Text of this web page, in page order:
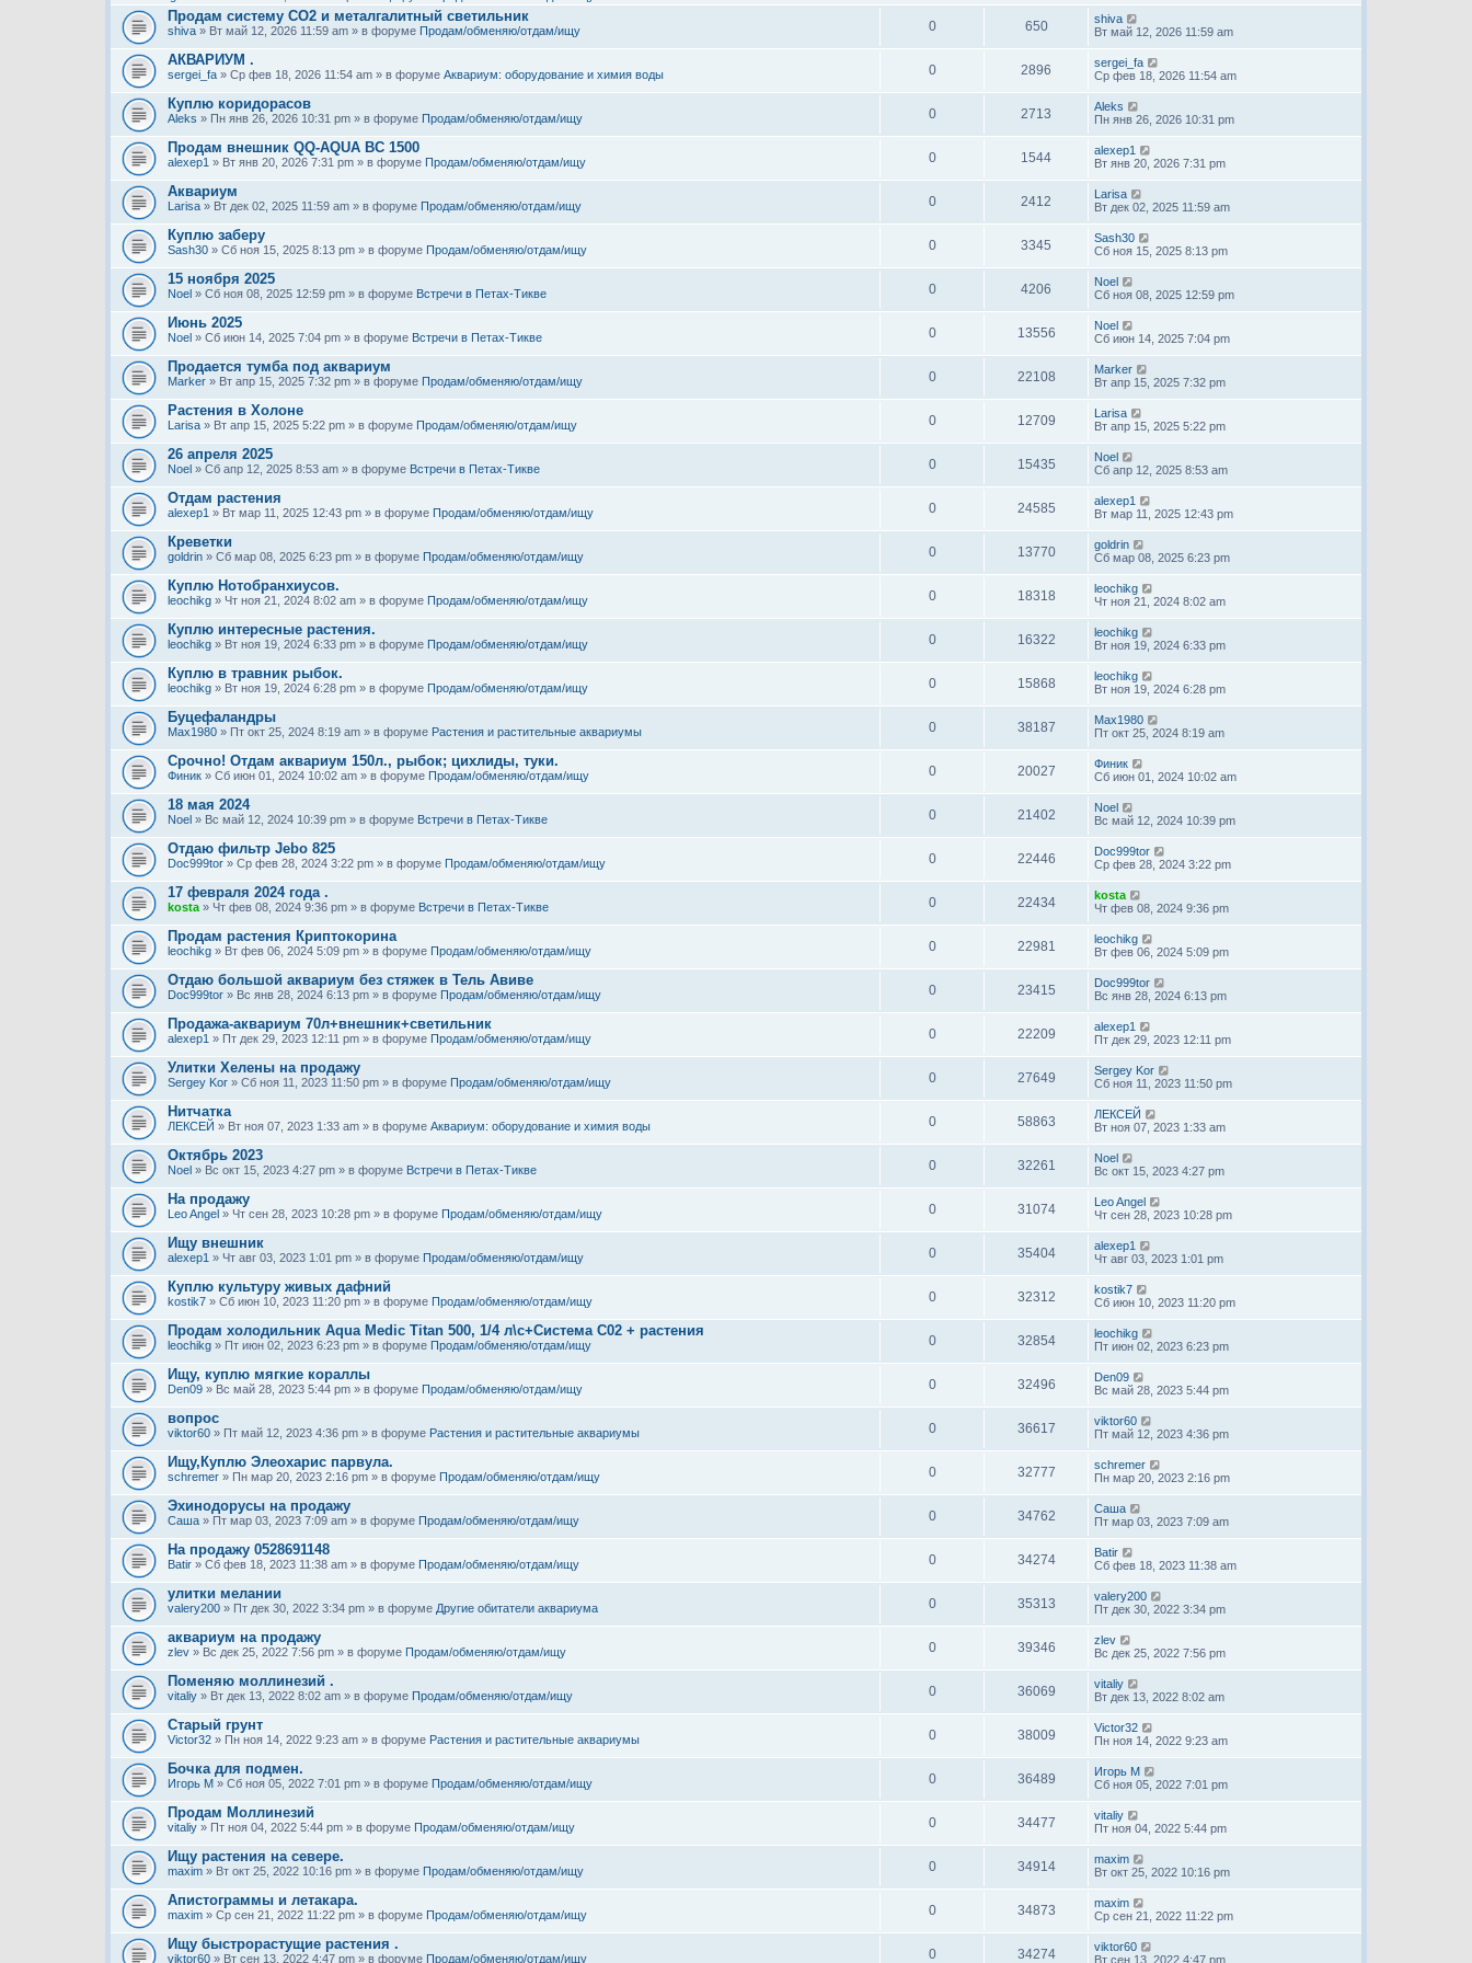
Продам систему СО2 и металгалитный светильник
shiva » Вт май 12, 2026 11:59 am » в форуме Продам/обменяю/отдам/ищу 0 650
shiva
Вт май 12, 2026 11:59 am
АКВАРИУМ .
sergei_fa » Ср фев 18, 2026 11:54 am » в форуме Аквариум: оборудование и химия воды 0 2896
sergei_fa
Ср фев 18, 2026 11:54 am
Куплю коридорасов
Aleks » Пн янв 26, 2026 10:31 pm » в форуме Продам/обменяю/отдам/ищу 0 2713
Aleks
Пн янв 26, 2026 10:31 pm
Продам внешник QQ-AQUA BC 1500
alexep1 » Вт янв 20, 2026 7:31 pm » в форуме Продам/обменяю/отдам/ищу 0 1544
alexep1
Вт янв 20, 2026 7:31 pm
Аквариум
Larisa » Вт дек 02, 2025 11:59 am » в форуме Продам/обменяю/отдам/ищу 0 2412
Larisa
Вт дек 02, 2025 11:59 am
Куплю заберу
Sash30 » Сб ноя 15, 2025 8:13 pm » в форуме Продам/обменяю/отдам/ищу 0 3345
Sash30
Сб ноя 15, 2025 8:13 pm
15 ноября 2025
Noel » Сб ноя 08, 2025 12:59 pm » в форуме Встречи в Петах-Тикве 0 4206
Noel
Сб ноя 08, 2025 12:59 pm
Июнь 2025
Noel » Сб июн 14, 2025 7:04 pm » в форуме Встречи в Петах-Тикве 0 13556
Noel
Сб июн 14, 2025 7:04 pm
Продается тумба под аквариум
Marker » Вт апр 15, 2025 7:32 pm » в форуме Продам/обменяю/отдам/ищу 0 22108
Marker
Вт апр 15, 2025 7:32 pm
Растения в Холоне
Larisa » Вт апр 15, 2025 5:22 pm » в форуме Продам/обменяю/отдам/ищу 0 12709
Larisa
Вт апр 15, 2025 5:22 pm
26 апреля 2025
Noel » Сб апр 12, 2025 8:53 am » в форуме Встречи в Петах-Тикве 0 15435
Noel
Сб апр 12, 2025 8:53 am
Отдам растения
alexep1 » Вт мар 11, 2025 12:43 pm » в форуме Продам/обменяю/отдам/ищу 0 24585
alexep1
Вт мар 11, 2025 12:43 pm
Креветки
goldrin » Сб мар 08, 2025 6:23 pm » в форуме Продам/обменяю/отдам/ищу 0 13770
goldrin
Сб мар 08, 2025 6:23 pm
Куплю Нотобранхиусов.
leochikg » Чт ноя 21, 2024 8:02 am » в форуме Продам/обменяю/отдам/ищу 0 18318
leochikg
Чт ноя 21, 2024 8:02 am
Куплю интересные растения.
leochikg » Вт ноя 19, 2024 6:33 pm » в форуме Продам/обменяю/отдам/ищу 0 16322
leochikg
Вт ноя 19, 2024 6:33 pm
Куплю в травник рыбок.
leochikg » Вт ноя 19, 2024 6:28 pm » в форуме Продам/обменяю/отдам/ищу 0 15868
leochikg
Вт ноя 19, 2024 6:28 pm
Буцефаландры
Max1980 » Пт окт 25, 2024 8:19 am » в форуме Растения и растительные аквариумы 0 38187
Max1980
Пт окт 25, 2024 8:19 am
Срочно! Отдам аквариум 150л., рыбок; цихлиды, туки.
Финик » Сб июн 01, 2024 10:02 am » в форуме Продам/обменяю/отдам/ищу 0 20027
Финик
Сб июн 01, 2024 10:02 am
18 мая 2024
Noel » Вс май 12, 2024 10:39 pm » в форуме Встречи в Петах-Тикве 0 21402
Noel
Вс май 12, 2024 10:39 pm
Отдаю фильтр Jebo 825
Doc999tor » Ср фев 28, 2024 3:22 pm » в форуме Продам/обменяю/отдам/ищу 0 22446
Doc999tor
Ср фев 28, 2024 3:22 pm
17 февраля 2024 года .
kosta » Чт фев 08, 2024 9:36 pm » в форуме Встречи в Петах-Тикве 0 22434
kosta
Чт фев 08, 2024 9:36 pm
Продам растения Криптокорина
leochikg » Вт фев 06, 2024 5:09 pm » в форуме Продам/обменяю/отдам/ищу 0 22981
leochikg
Вт фев 06, 2024 5:09 pm
Отдаю большой аквариум без стяжек в Тель Авиве
Doc999tor » Вс янв 28, 2024 6:13 pm » в форуме Продам/обменяю/отдам/ищу 0 23415
Doc999tor
Вс янв 28, 2024 6:13 pm
Продажа-аквариум 70л+внешник+светильник
alexep1 » Пт дек 29, 2023 12:11 pm » в форуме Продам/обменяю/отдам/ищу 0 22209
alexep1
Пт дек 29, 2023 12:11 pm
Улитки Хелены на продажу
Sergey Kor » Сб ноя 11, 2023 11:50 pm » в форуме Продам/обменяю/отдам/ищу 0 27649
Sergey Kor
Сб ноя 11, 2023 11:50 pm
Нитчатка
ЛЕКСЕЙ » Вт ноя 07, 2023 1:33 am » в форуме Аквариум: оборудование и химия воды 0 58863
ЛЕКСЕЙ
Вт ноя 07, 2023 1:33 am
Октябрь 2023
Noel » Вс окт 15, 2023 4:27 pm » в форуме Встречи в Петах-Тикве 0 32261
Noel
Вс окт 15, 2023 4:27 pm
На продажу
Leo Angel » Чт сен 28, 2023 10:28 pm » в форуме Продам/обменяю/отдам/ищу 0 31074
Leo Angel
Чт сен 28, 2023 10:28 pm
Ищу внешник
alexep1 » Чт авг 03, 2023 1:01 pm » в форуме Продам/обменяю/отдам/ищу 0 35404
alexep1
Чт авг 03, 2023 1:01 pm
Куплю культуру живых дафний
kostik7 » Сб июн 10, 2023 11:20 pm » в форуме Продам/обменяю/отдам/ищу 0 32312
kostik7
Сб июн 10, 2023 11:20 pm
Продам холодильник Aqua Medic Titan 500, 1/4 л\с+Система С02 + растения
leochikg » Пт июн 02, 2023 6:23 pm » в форуме Продам/обменяю/отдам/ищу 0 32854
leochikg
Пт июн 02, 2023 6:23 pm
Ищу, куплю мягкие кораллы
Den09 » Вс май 28, 2023 5:44 pm » в форуме Продам/обменяю/отдам/ищу 0 32496
Den09
Вс май 28, 2023 5:44 pm
вопрос
viktor60 » Пт май 12, 2023 4:36 pm » в форуме Растения и растительные аквариумы 0 36617
viktor60
Пт май 12, 2023 4:36 pm
Ищу,Куплю Элеохарис парвула.
schremer » Пн мар 20, 2023 2:16 pm » в форуме Продам/обменяю/отдам/ищу 0 32777
schremer
Пн мар 20, 2023 2:16 pm
Эхинодорусы на продажу
Саша » Пт мар 03, 2023 7:09 am » в форуме Продам/обменяю/отдам/ищу 0 34762
Саша
Пт мар 03, 2023 7:09 am
На продажу 0528691148
Batir » Сб фев 18, 2023 11:38 am » в форуме Продам/обменяю/отдам/ищу 0 34274
Batir
Сб фев 18, 2023 11:38 am
улитки мелании
valery200 » Пт дек 30, 2022 3:34 pm » в форуме Другие обитатели аквариума 0 35313
valery200
Пт дек 30, 2022 3:34 pm
аквариум на продажу
zlev » Вс дек 25, 2022 7:56 pm » в форуме Продам/обменяю/отдам/ищу 0 39346
zlev
Вс дек 25, 2022 7:56 pm
Поменяю моллинезий .
vitaliy » Вт дек 13, 2022 8:02 am » в форуме Продам/обменяю/отдам/ищу 0 36069
vitaliy
Вт дек 13, 2022 8:02 am
Старый грунт
Victor32 » Пн ноя 14, 2022 9:23 am » в форуме Растения и растительные аквариумы 0 38009
Victor32
Пн ноя 14, 2022 9:23 am
Бочка для подмен.
Игорь М » Сб ноя 05, 2022 7:01 pm » в форуме Продам/обменяю/отдам/ищу 0 36489
Игорь М
Сб ноя 05, 2022 7:01 pm
Продам Моллинезий
vitaliy » Пт ноя 04, 2022 5:44 pm » в форуме Продам/обменяю/отдам/ищу 0 34477
vitaliy
Пт ноя 04, 2022 5:44 pm
Ищу растения на севере.
maxim » Вт окт 25, 2022 10:16 pm » в форуме Продам/обменяю/отдам/ищу 0 34914
maxim
Вт окт 25, 2022 10:16 pm
Апистограммы и летакара.
maxim » Ср сен 21, 2022 11:22 pm » в форуме Продам/обменяю/отдам/ищу 0 34873
maxim
Ср сен 21, 2022 11:22 pm
Ищу быстрорастущие растения .
viktor60 » Вт сен 13, 2022 4:47 pm » в форуме Продам/обменяю/отдам/ищу 0 34274
viktor60
Вт сен 13, 2022 4:47 pm